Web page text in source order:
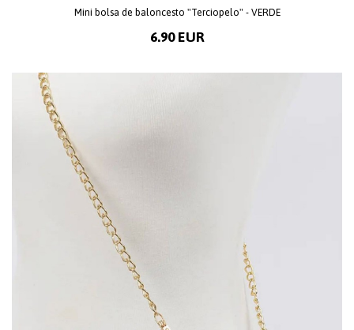
Mini bolsa de baloncesto "Terciopelo" - VERDE
6.90 EUR